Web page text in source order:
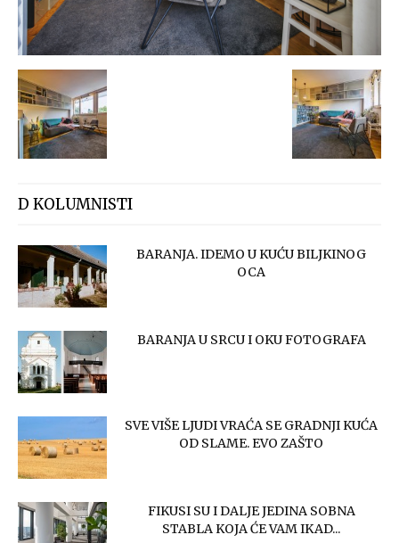
D KOLUMNISTI
BARANJA. IDEMO U KUĆU BILJKINOG
OCA
BARANJA U SRCU I OKU FOTOGRAFA
SVE VIŠE LJUDI VRAĆA SE GRADNJI KUĆA
OD SLAME. EVO ZAŠTO
FIKUSI SU I DALJE JEDINA SOBNA
STABLA KOJA ĆE VAM IKAD...